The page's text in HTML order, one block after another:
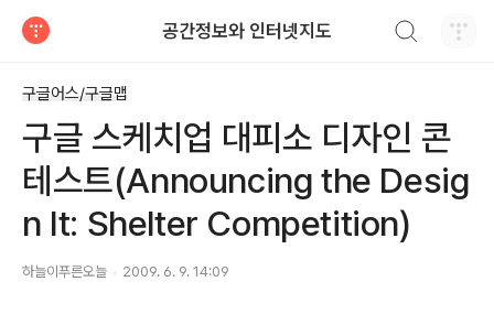
공간정보와 인터넷지도
구글어스/구글맵
구글 스케치업 대피소 디자인 콘
테스트(Announcing the Desig
n It: Shelter Competition)
하늘이푸른오늘 2009. 6. 9. 14:09